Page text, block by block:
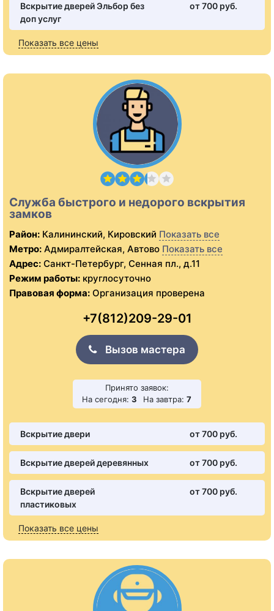
Вскрытие дверей Эльбор без
доп услуг
от 700 pуб.
Показать все цены
Служба быстрого и недорого вскрытия
замков
Район: Калининский, Кировский Показать все
Метро: Адмиралтейская, Автово Показать все
Адрес: Санкт-Петербург, Сенная пл., д.11
Режим работы: круглосуточно
Правовая форма: Организация проверена
+7(812)209-29-01
Вызов мастера
Принято заявок:
На сегодня: 3 На завтра: 7
Вскрытие двери от 700 pуб.
Вскрытие дверей деревянных от 700 pуб.
Вскрытие дверей
пластиковых
от 700 pуб.
Показать все цены